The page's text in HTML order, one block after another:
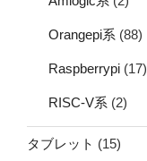
Orangepi系 (88)
Raspberrypi (17)
RISC-V系 (2)
タブレット (15)